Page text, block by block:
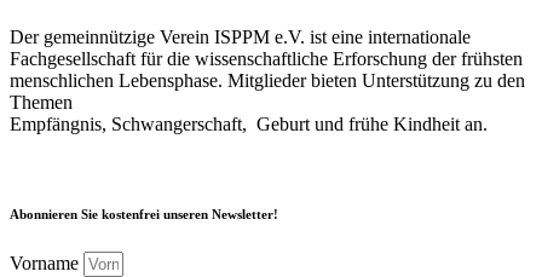
Der gemeinnützige Verein ISPPM e.V. ist eine internationale
Fachgesellschaft für die wissenschaftliche Erforschung der frühsten
menschlichen Lebensphase. Mitglieder bieten Unterstützung zu den
Themen
Empfängnis, Schwangerschaft, Geburt und frühe Kindheit an.
Abonnieren Sie kostenfrei unseren Newsletter!
Vorname